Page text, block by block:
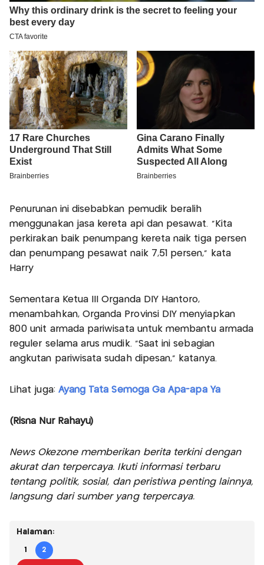
Penurunan ini disebabkan pemudik beralih
menggunakan jasa kereta api dan pesawat. "Kita
perkirakan baik penumpang kereta naik tiga persen
dan penumpang pesawat naik 7,51 persen," kata
Harry
Sementara Ketua III Organda DIY Hantoro,
menambahkan, Organda Provinsi DIY menyiapkan
800 unit armada pariwisata untuk membantu armada
reguler selama arus mudik. "Saat ini sebagian
angkutan pariwisata sudah dipesan," katanya.
Lihat juga: Ayang Tata Semoga Ga Apa-apa Ya
(Risna Nur Rahayu)
News Okezone memberikan berita terkini dengan
akurat dan terpercaya. Ikuti informasi terbaru
tentang politik, sosial, dan peristiwa penting lainnya,
langsung dari sumber yang terpercaya.
Halaman:
1 2